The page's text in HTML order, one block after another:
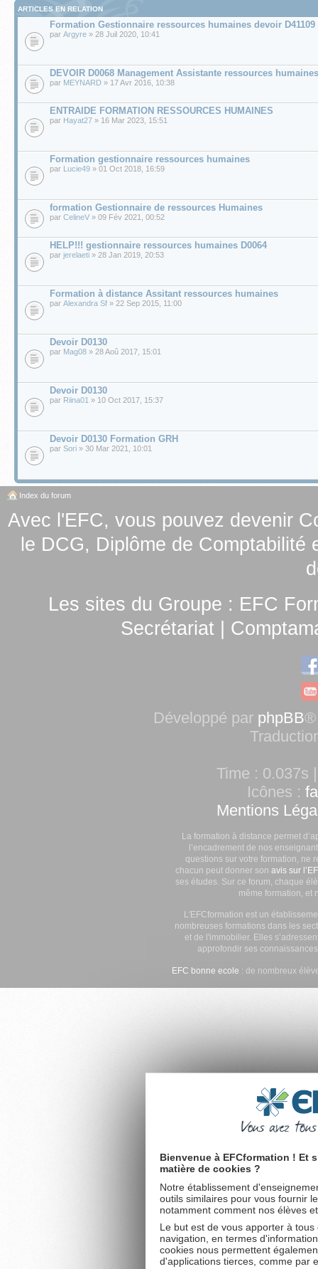
ARTICLES EN RELATION
Formation Gestionnaire ressources humaines devoir D41109
par Argyre » 28 Juil 2020, 10:41
DEVOIR D0068 Management Assistante ressources humaines
par MEYNARD » 17 Avr 2016, 10:38
ENTRAIDE FORMATION RESSOURCES HUMAINES
par Hayat27 » 16 Mar 2023, 15:51
Formation gestionnaire ressources humaines
par Lucie49 » 01 Oct 2018, 16:59
formation Gestionnaire de ressources Humaines
par CelineV » 09 Fév 2021, 00:52
HELP!!! gestionnaire ressources humaines D0064
par jerelaeti » 28 Jan 2019, 20:53
Formation à distance Assitant ressources humaines
par Alexandra Sf » 22 Sep 2015, 11:00
Devoir D0130
par Mag08 » 28 Aoû 2017, 15:01
Devoir D0130
par Riina01 » 10 Oct 2017, 15:37
Devoir D0130 Formation GRH
par Sori » 30 Mar 2021, 10:01
Index du forum
Avec l'EFC, vous pouvez devenir
le DCG, Diplôme de Comptabilité
Les sites du Groupe : EFC
Secrétariat
Développé par phpBB®
Time : 0.037s
Icônes :
Mentions
La formation à distance permet
l’encadrement de nos
questions sur votre formation, ne
chacun peut donner son avis sur
ses études. Sur ce forum, chaque
même formation, et
L'EFCformation est un
nombreuses formations dans les
et de l'immobilier. Elles
approfondir ses
EFC bonne ecole : de nombreux
Bienvenue à EFCformation ! Et
matière de cookies ?
Notre établissement
outils similaires pour vous fournir
notamment comment nos élèves
Le but est de vous apporter à
navigation, en termes
cookies nous permettent
d'applications tierces, comme par